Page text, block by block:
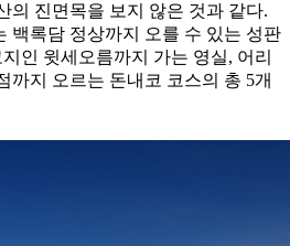
의 진면목을 보지 않은 것과 같다.
백록담 정상까지 오를 수 있는 성판
인 윗세오름까지 가는 영실, 어리
까지 오르는 돈내코 코스의 총 5개